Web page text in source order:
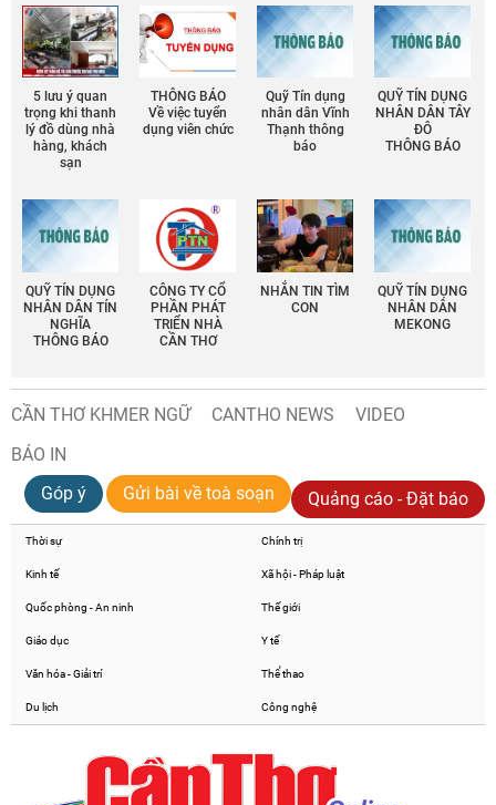
5 lưu ý quan
trọng khi thanh
lý đồ dùng nhà
hàng, khách
sạn
THÔNG BÁO
Về việc tuyển
dụng viên chức
Quỹ Tín dụng
nhân dân Vĩnh
Thạnh thông
báo
QUỸ TÍN DỤNG
NHÂN DÂN TÂY
ĐÔ
THÔNG BÁO
QUỸ TÍN DỤNG
NHÂN DÂN TÍN
NGHĨA
THÔNG BÁO
CÔNG TY CỔ
PHẦN PHÁT
TRIỂN NHÀ
CẦN THƠ
NHẮN TIN TÌM
CON
QUỸ TÍN DỤNG
NHÂN DÂN
MEKONG
CẦN THƠ KHMER NGỮ CANTHO NEWS
VIDEO
BÁO IN
Góp ý
Gửi bài về toà soạn Quảng cáo - Đặt báo
Thời sự Chính trị
Kinh tế Xã hội - Pháp luật
Quốc phòng - An ninh Thế giới
Giáo dục Y tế
Văn hóa - Giải trí Thể thao
Du lịch Công nghệ